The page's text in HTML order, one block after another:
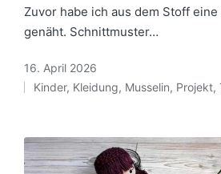
Zuvor habe ich aus dem Stoff
genäht. Schnittmuster…
16. April 2026
Posted
Kinder, Kleidung, Musselin, Projekt,